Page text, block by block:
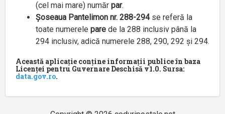
(cel mai mare) număr par.
Șoseaua Pantelimon nr. 288-294se referă la
toate numerele pare de la 288 inclusiv până la
294 inclusiv, adică numerele 288, 290, 292 și 294.
Această aplicație conține informații publice în baza
Licenței pentru Guvernare Deschisă v1.0. Sursa:
data.gov.ro.